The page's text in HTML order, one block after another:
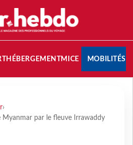
HÉBERGEMENTMICE MOBILITÉS
›
Myanmar par le fleuve Irrawaddy